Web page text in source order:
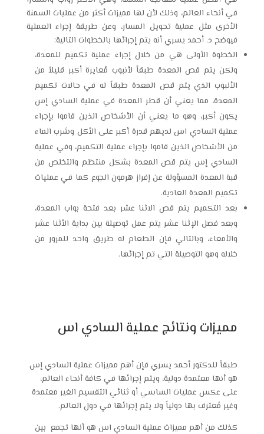
في أنحاء العالم، وذلك لأن لها مميزات أكثر من عمليات السمنة
الأخرى مثل عملية تحويل المسار، وعن طريقة إجراء العملية
فيوضح د. أحمد يسري أنه يتم إجرائها بالخطوات التالية:
الخطوة الأولى هي من خلال إجراء عملية تكميم للمعدة،
ولكن يتم قص المعدة طبقاً لأنبوب مُعايرة أكبر قليلاً من
الأنبوب الذي يتم قص المعدة طبقاً له في حالات تكميم
المعدة، مما يعني أن قطر المعدة في عملية السادي إس
يكون أكبر، وهو ما يعني أن الأشخاص الذين قاموا بإجراء
عملية السادي اس لديهم قدرة أكبر على الأكل وشرب الماء
من الأشخاص الذين قاموا بإجراء عملية التكميم، وفي عملية
السادي إس يتم قص المعدة بشكل منتظم والتخلص من
قبة المعدة المسؤولة عن إفراز هرمون الجوع كما في عمليات
تكميم المعدة العادية.
بعد التكميم يتم قص الاثنا عشر بعد فتحة بواب المعدة،
وبعد فصل الإثنا عشر يتم عمل توصيلة بين بداية الأثنا عشر
والأمعاء، وبالتالي فإن الطعام له طريق واحد للمرور من
خلاله وهو التوصيلة التي تم إجرائها.
مميزات ونتائج عملية السادي اس
طبقاً للدكتور أحمد يسري فإن أهم مميزات عملية السادي إس
هو أنها معتمدة دولية، ويتم إجرائها في كافة أنحاء العالم،
على عكس عمليات الساسي أو ثنائي التقسيم الغير معتمدة
وغير مُعترف بها دولياً ولا يتم إجرائها في دول العالم.
كذلك من أهم مميزات عملية السادي اس هو أنها تجمع بين